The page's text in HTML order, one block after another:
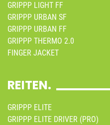
GRIPPP LIGHT FF
GRIPPP URBAN SF
GRIPPP URBAN FF
GRIPPP THERMO 2.0
FINGER JACKET
REITEN.
GRIPPP ELITE
GRIPPP ELITE DRIVER (PRO)